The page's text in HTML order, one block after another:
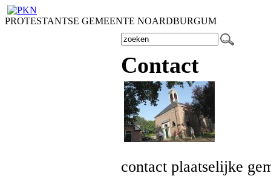
PROTESTANTSE GEMEENTE NOARDBURGUM
Contact
contact plaatselijke